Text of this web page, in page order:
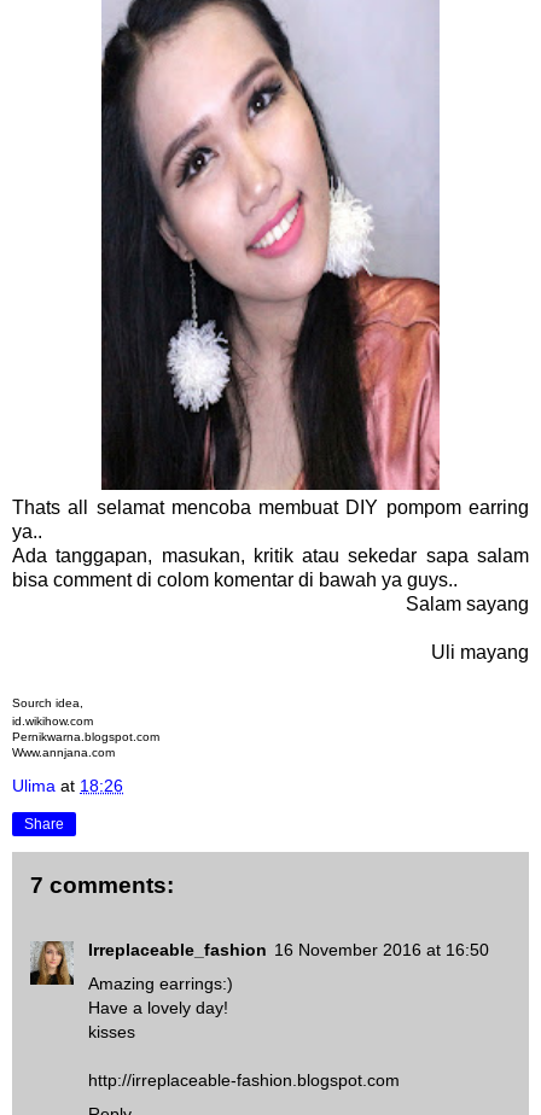
Thats all selamat mencoba membuat DIY pompom earring
ya..
Ada tanggapan, masukan, kritik atau sekedar sapa salam
bisa comment di colom komentar di bawah ya guys..
Salam sayang
Uli mayang
Sourch idea,
id.wikihow.com
Pernikwarna.blogspot.com
Www.annjana.com
Ulima at 18:26
Share
7 comments:
Irreplaceable_fashion 16 November 2016 at 16:50
Amazing earrings:)
Have a lovely day!
kisses
http://irreplaceable-fashion.blogspot.com